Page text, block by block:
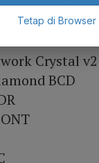
Crystal v2
BCD
Tetap di Browser